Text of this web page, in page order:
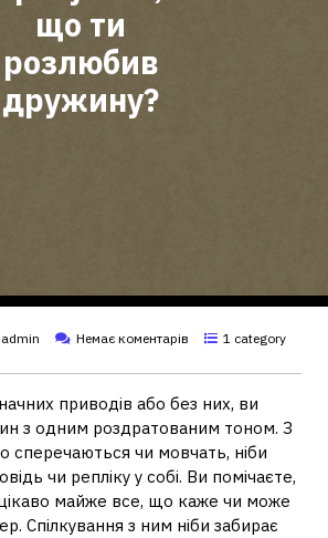
що ти
розлюбив
дружину?
admin Немає коментарів 1 category
приводів або без них, ви
з одним роздратованим тоном. З
сперечаються чи мовчать, ніби
чи репліку у собі. Ви помічаєте,
майже все, що каже чи може
Спілкування з ним ніби забирає